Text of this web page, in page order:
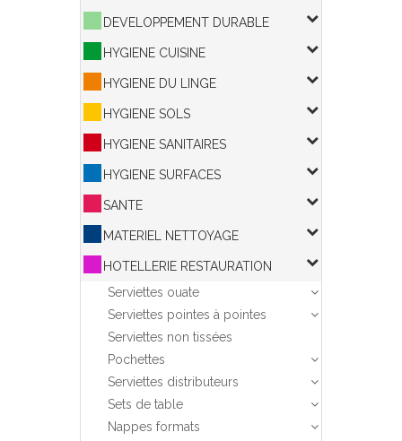
DEVELOPPEMENT DURABLE
HYGIENE CUISINE
HYGIENE DU LINGE
HYGIENE SOLS
HYGIENE SANITAIRES
HYGIENE SURFACES
SANTE
MATERIEL NETTOYAGE
HOTELLERIE RESTAURATION
Serviettes ouate
Serviettes pointes à pointes
Serviettes non tissées
Pochettes
Serviettes distributeurs
Sets de table
Nappes formats